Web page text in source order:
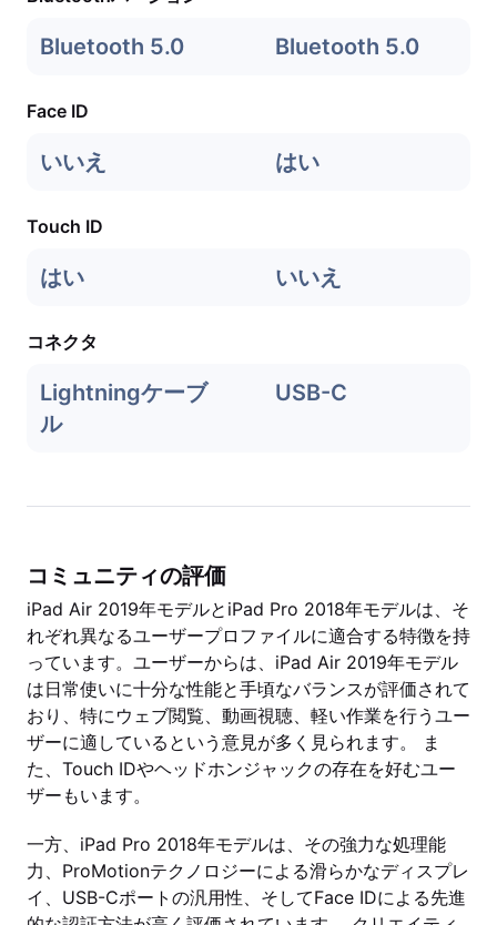
Bluetooth 5.0 Bluetooth 5.0
Face ID
いいえ はい
Touch ID
はい いいえ
コネクタ
Lightningケーブ
ル
USB-C
コミュニティの評価
iPad Air 2019年モデルとiPad Pro 2018年モデルは、そ
れぞれ異なるユーザープロファイルに適合する特徴を持
っています。ユーザーからは、iPad Air 2019年モデル
は日常使いに十分な性能と手頃なバランスが評価されて
おり、特にウェブ閲覧、動画視聴、軽い作業を行うユー
ザーに適しているという意見が多く見られます。 ま
た、Touch IDやヘッドホンジャックの存在を好むユー
ザーもいます。
一方、iPad Pro 2018年モデルは、その強力な処理能
力、ProMotionテクノロジーによる滑らかなディスプレ
イ、USB-Cポートの汎用性、そしてFace IDによる先進